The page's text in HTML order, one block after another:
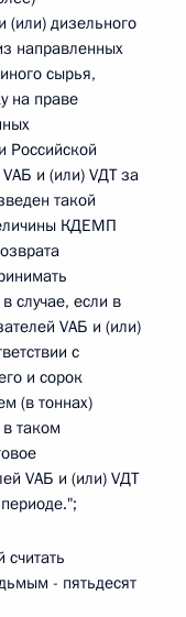
(или) дизельного
направленных
сырья,
на праве
Российской
и (или) VДТ за
такой
КДЕМП
случае, если в
VАБ и (или)
с
и сорок
(в тоннах)
таком
VАБ и (или) VДТ
- пятьдесят